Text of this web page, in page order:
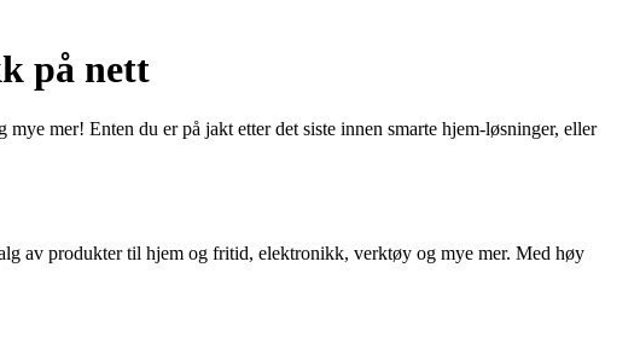
på nett
mer! Enten du er på jakt etter det siste innen smarte hjem-løsninger, eller
av produkter til hjem og fritid, elektronikk, verktøy og mye mer. Med høy